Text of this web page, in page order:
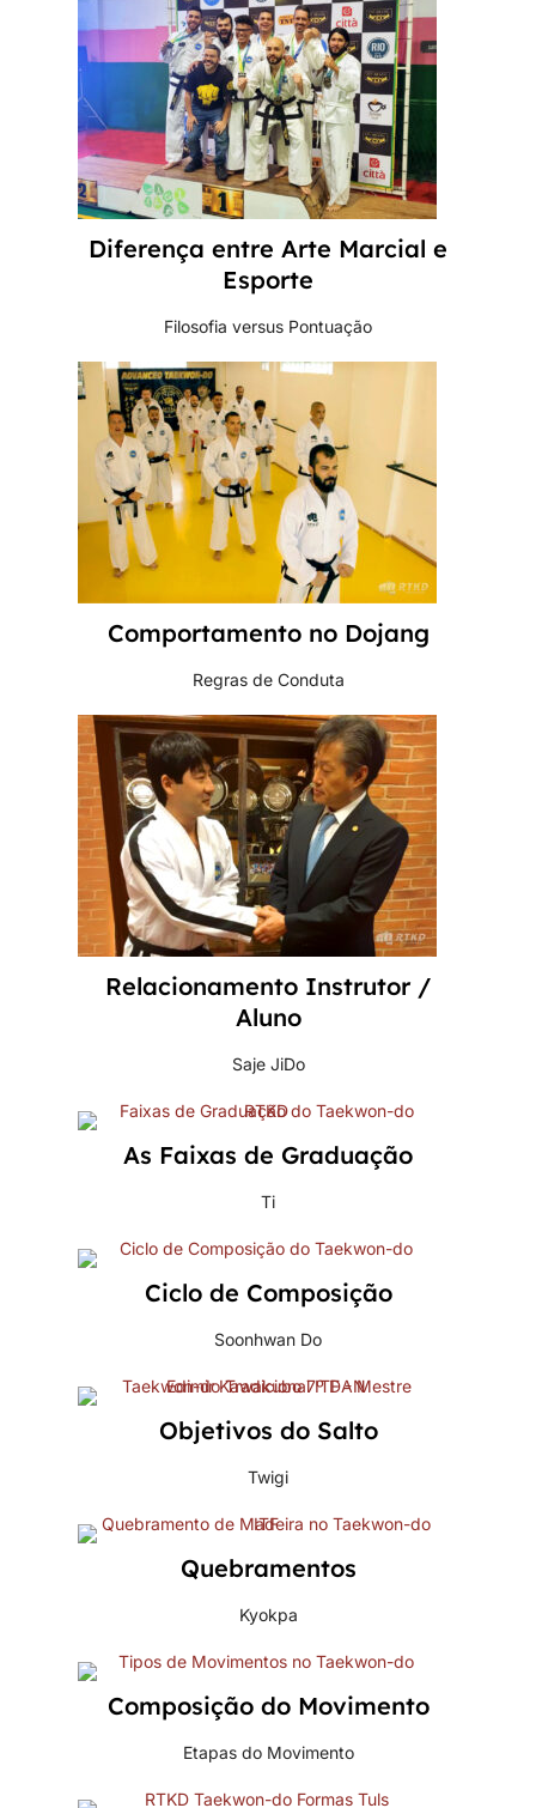
Diferença entre Arte Marcial e
Esporte
Filosofia versus Pontuação
Comportamento no Dojang
Regras de Conduta
Relacionamento Instrutor /
Aluno
Saje JiDo
As Faixas de Graduação
Ti
Ciclo de Composição
Soonhwan Do
Objetivos do Salto
Twigi
Quebramentos
Kyokpa
Composição do Movimento
Etapas do Movimento